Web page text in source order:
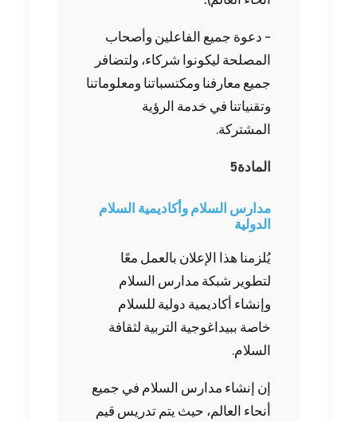
– دعوة جميع الفاعلين وأصحاب
المصلحة ليكونوا شركاء، ولتضافر
جميع معارفنا ومكتسباتنا ومعلوماتنا
وتقنياتنا في خدمة الرؤية
المشتركة.
المادة‭ ‬5‭ ‬
‬الدولية
يُلزمنا هذا الإعلان بالعمل معًا
لتطوير شبكة مدارس السلام
وإنشاء أكاديمية دولية للسلام
خاصة ببيداغوجية التربية لثقافة
السلام.
إن إنشاء مدارس السلام في جميع
أنحاء العالم، حيث يتم تدريس قيم